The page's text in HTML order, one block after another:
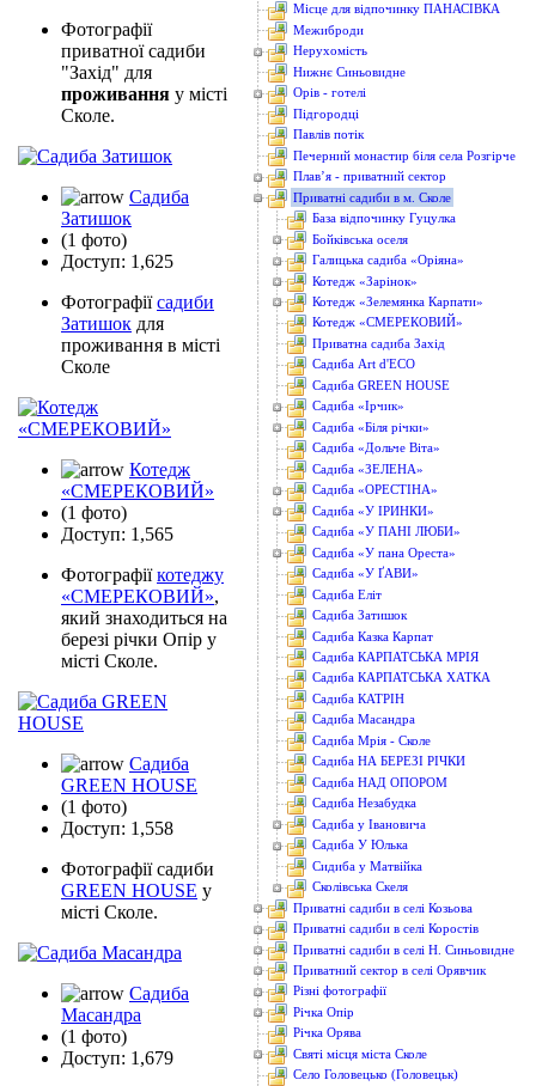
Фотографії
приватної садиби
"Захід" для
проживання у місті
Сколе.
Садиба
Затишок
(1 фото)
Доступ: 1,625
Фотографіїсадиби
Затишок для
проживання в місті
Сколе
Котедж
«СМЕРЕКОВИЙ»
(1 фото)
Доступ: 1,565
Фотографіїкотеджу
«СМЕРЕКОВИЙ»,
який знаходиться на
березі річки Опір у
місті Сколе.
Садиба
GREEN HOUSE
(1 фото)
Доступ: 1,558
Фотографії садиби
GREEN HOUSE у
місті Сколе.
Садиба
Масандра
(1 фото)
Доступ: 1,679
Місце для відпочинку ПАНАСІВКА
Межиброди
Нерухомість
Нижнє Синьовидне
Орів - готелі
Підгородці
Павлів потік
Печерний монастир біля села Розгірче
Плав’я - приватний сектор
Приватні садиби в м. Сколе
База відпочинку Гуцулка
Бойківська оселя
Галицька садиба «Оріяна»
Котедж «Зарінок»
Котедж «Зелемянка Карпати»
Котедж «СМЕРЕКОВИЙ»
Приватна садиба Захід
Садиба Art d'ECO
Садиба GREEN HOUSE
Садиба «Ірчик»
Садиба «Біля річки»
Садиба «Дольче Віта»
Садиба «ЗЕЛЕНА»
Садиба «ОРЕСТІНА»
Садиба «У ІРИНКИ»
Садиба «У ПАНІ ЛЮБИ»
Садиба «У пана Ореста»
Садиба «У ҐАВИ»
Садиба Еліт
Садиба Затишок
Садиба Казка Карпат
Садиба КАРПАТСЬКА МРІЯ
Садиба КАРПАТСЬКА ХАТКА
Садиба КАТРІН
Садиба Масандра
Садиба Мрія - Сколе
Садиба НА БЕРЕЗІ РІЧКИ
Садиба НАД ОПОРОМ
Садиба Незабудка
Садиба у Івановича
Садиба У Юлька
Сидиба у Матвійка
Сколівська Скеля
Приватні садиби в селі Козьова
Приватні садиби в селі Коростів
Приватні садиби в селі Н. Синьовидне
Приватний сектор в селі Орявчик
Різні фотографії
Річка Опір
Річка Орява
Святі місця міста Сколе
Село Головецько (Головецьк)